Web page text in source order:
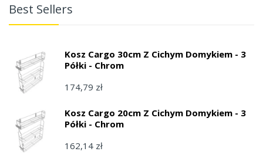
Best Sellers
Kosz Cargo 30cm Z Cichym Domykiem - 3
Półki - Chrom
174,79 zł
Kosz Cargo 20cm Z Cichym Domykiem - 3
Półki - Chrom
162,14 zł